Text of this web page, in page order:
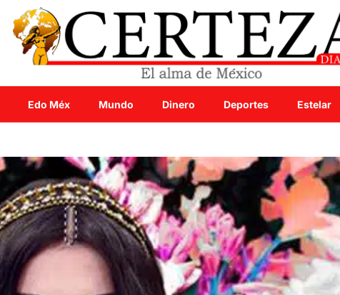
Edo Méx Mundo Dinero Deportes Estelar